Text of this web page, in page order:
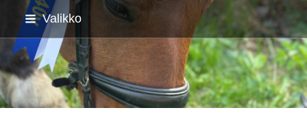
Siirry
sivun
sisältöön
Valikko
Parkanon Ratsastajat